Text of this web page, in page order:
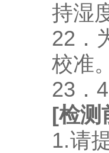
持湿
22．
校准
23．
[检测
1.请